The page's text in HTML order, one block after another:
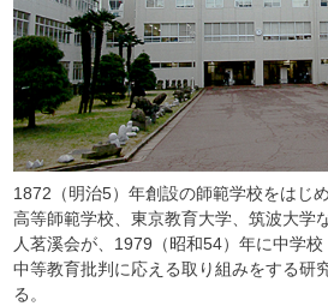
1872（明治5）年創設の師範学校をはじ
高等師範学校、東京教育大学、筑波大学
人茗溪会が、1979（昭和54）年に中学
中等教育批判に応える取り組みをする研
る。